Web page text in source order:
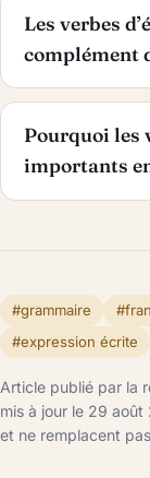
Les verbes
complément
Pourquoi les
importants
#grammaire
#expression écrite
Article publié par la
mis à jour le 29
et ne remplacent